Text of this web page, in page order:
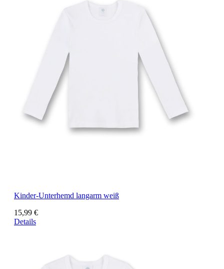
Kinder-Unterhemd langarm weiß
15,99 €
Details